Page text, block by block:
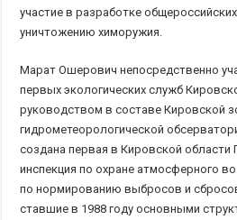
участие в разработке
уничтожению химоружия.
Марат Ошерович непосредственно
первых экологических служб
руководством в составе Кировской
гидрометеорологической
создана первая в Кировской области
инспекция по охране атмосферного
по нормированию выбросов и
ставшие в 1988 году основными